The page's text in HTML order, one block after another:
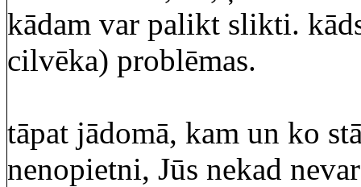
kādam var palikt slikti.
cilvēka) problēmas.
tāpat jādomā, kam un ko
nenopietni, Jūs nekad